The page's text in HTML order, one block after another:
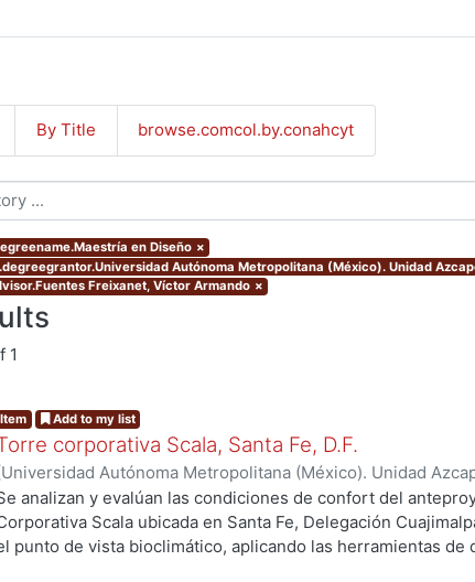
By Title browse.comcol.by.conahcyt
en Diseño ×
Autónoma Metropolitana (México). Unidad
Freixanet, Víctor Armando ×
1
Item Add to my list
corporativa Scala, Santa Fe, D.F.
Universidad Autónoma Metropolitana (México). Unidad
Servicios de Información.,1999)Corro Eguia, Guillermo
analizan y evalúan las condiciones de confort del
Scala ubicada en Santa Fe, Delegación
punto de vista bioclimático, aplicando las herramientas de